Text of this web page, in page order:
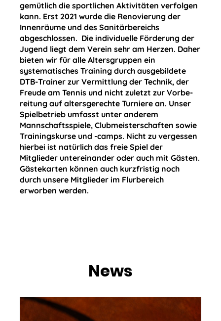
gemütlich die sportlichen Aktivitäten verfolgen
kann. Erst 2021 wurde die Renovierung der
Innenräume und des Sanitärbereichs
abgeschlossen. Die individuelle Förderung der
Ju­gend liegt dem Verein sehr am Herzen. Da­her
bieten wir für alle Altersgruppen ein
systematisches Training durch ausgebildete
DTB-Trainer zur Ver­mittlung der Technik, der
Freude am Tennis und nicht zuletzt zur Vorbe­
reitung auf altersgerechte Turniere an. Unser
Spielbetrieb umfasst unter anderem
Mannschaftsspiele, Clubmeisterschaften sowie
Trainingskurse und -camps. Nicht zu vergessen
hierbei ist natürlich das freie Spiel der
Mitglieder untereinander oder auch mit Gästen.
Gästekarten können auch kurzfristig noch
durch unsere Mitglieder im Flurbereich
erworben werden.
News